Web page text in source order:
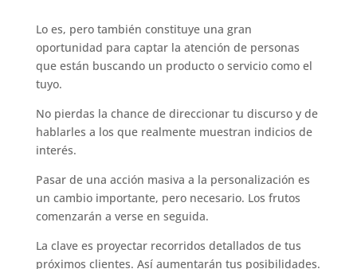
Lo es, pero también constituye una gran
oportunidad para captar la atención de personas
que están buscando un producto o servicio como el
tuyo.
No pierdas la chance de direccionar tu discurso y de
hablarles a los que realmente muestran indicios de
interés.
Pasar de una acción masiva a la personalización es
un cambio importante, pero necesario. Los frutos
comenzarán a verse en seguida.
La clave es proyectar recorridos detallados de tus
próximos clientes. Así aumentarán tus posibilidades.